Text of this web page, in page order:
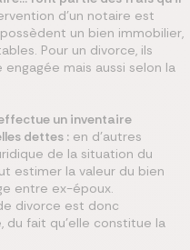
d’un notaire est
un bien immobilier,
Pour un divorce, ils
mais aussi selon la
un inventaire
dettes : en d’autres
de la situation du
estimer la valeur du bien
entre ex-époux.
divorce est donc
fait qu’elle constitue la